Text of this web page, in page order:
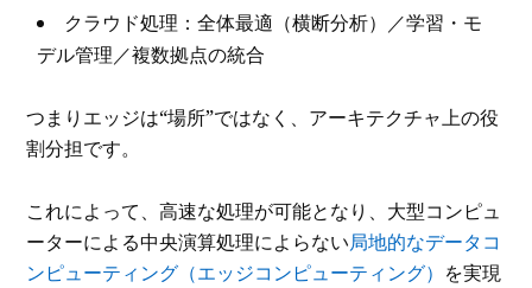
クラウド処理：全体最適（横断分析）／学習・モ
デル管理／複数拠点の統合
つまりエッジは“場所”ではなく、アーキテクチャ上の役
割分担です。
これによって、高速な処理が可能となり、大型コンピュ
ーターによる中央演算処理によらない局地的なデータコ
ンピューティング（エッジコンピューティング） を実現